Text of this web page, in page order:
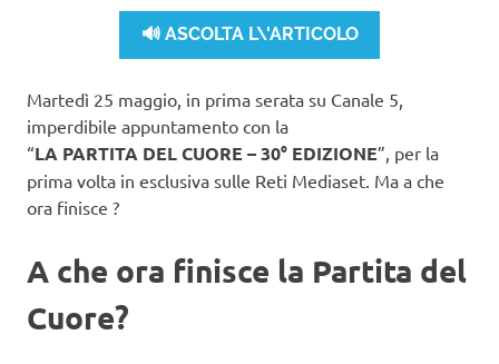
🔊 ASCOLTA L\'ARTICOLO
Martedì 25 maggio, in prima serata su Canale 5,
imperdibile appuntamento con la
“LA PARTITA DEL CUORE – 30° EDIZIONE”, per la
prima volta in esclusiva sulle Reti Mediaset. Ma a che
ora finisce ?
A che ora finisce la Partita del
Cuore?